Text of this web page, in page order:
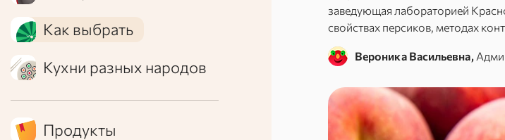
Как выбрать
Кухни разных народов
Продукты
заведующая лабораторией
свойствах персиков, методах
Вероника Васильевна,